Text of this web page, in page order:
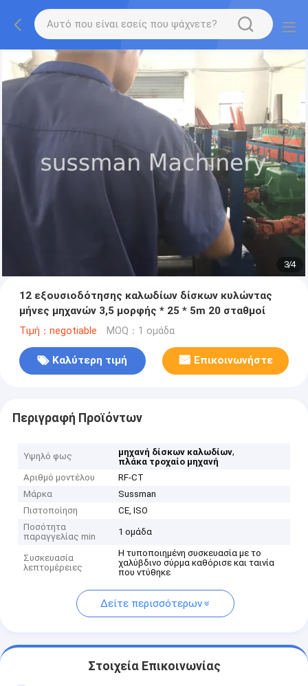
3/4
12 εξουσιοδότησης καλωδίων δίσκων κυλώντας
μήνες μηχανών 3,5 μορφής * 25 * 5m 20 σταθμοί
Τιμή：negotiable MOQ：1 ομάδα
Καλύτερη τιμή Επικοινωνήστε
Περιγραφή Προϊόντων
Υψηλό φως μηχανή δίσκων καλωδίων,
πλάκα τροχαίο μηχανή
Αριθμό μοντέλου
RF-CT
Μάρκα
Sussman
Πιστοποίηση
CE, ISO
Ποσότητα
παραγγελίας min
1 ομάδα
Συσκευασία
λεπτομέρειες
Η τυποποιημένη συσκευασία με το
χαλύβδινο σύρμα καθόρισε και ταινία
που ντύθηκε
Δείτε περισσότερων
Στοιχεία Επικοινωνίας